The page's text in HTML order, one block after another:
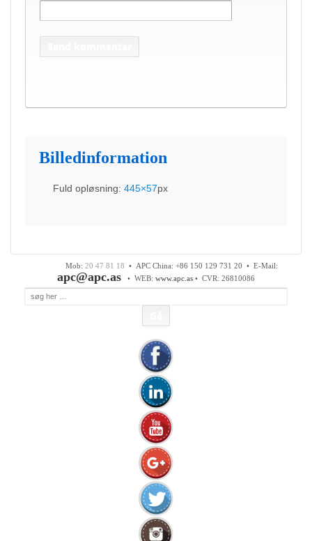
Billedinformation
Fuld opløsning: 445×57px
Mob: 20 47 81 18 • APC China: +86 150 129 731 20 • E-Mail:
apc@apc.as • WEB: www.apc.as • CVR: 26810086